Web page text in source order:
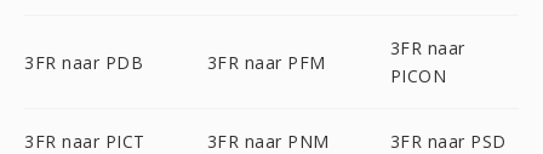
3FR naar PDB 3FR naar PFM
3FR naar
PICON
3FR naar PICT 3FR naar PNM 3FR naar PSD